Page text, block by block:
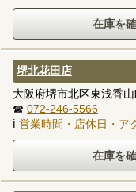
堺北花田店
大阪府堺市北区東浅香
☎ 072-246-5566
ℹ 営業時間・店休日・ア